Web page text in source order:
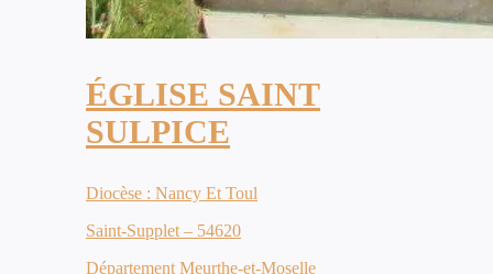
ÉGLISE SAINT
SULPICE
Diocèse : Nancy Et Toul
Saint-Supplet – 54620
Département Meurthe-et-Moselle